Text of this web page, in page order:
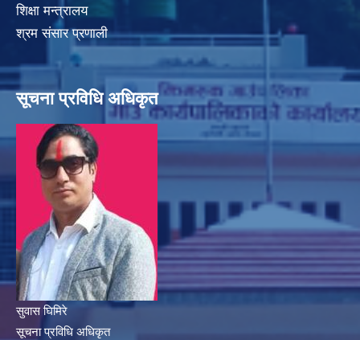
शिक्षा मन्त्रालय
श्रम संसार प्रणाली
सूचना प्रविधि अधिकृत
सुवास घिमिरे
सूचना प्रविधि अधिकृत